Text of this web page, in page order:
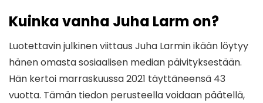
Kuinka vanha Juha Larm on?
Luotettavin julkinen viittaus Juha Larmin ikään löytyy
hänen omasta sosiaalisen median päivityksestään.
Hän kertoi marraskuussa 2021 täyttäneensä 43
vuotta. Tämän tiedon perusteella voidaan päätellä,